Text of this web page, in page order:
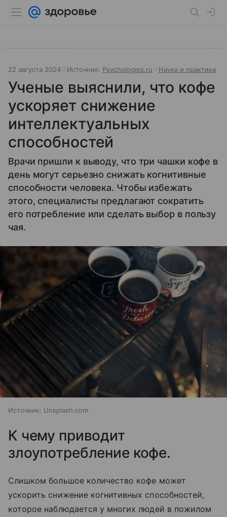
22 августа 2024 Источник: Psychologies.ru Наука и практика
Ученые выяснили, что кофе
ускоряет снижение
интеллектуальных
способностей
Врачи пришли к выводу, что три чашки кофе в
день могут серьезно снижать когнитивные
способности человека. Чтобы избежать
этого, специалисты предлагают сократить
его потребление или сделать выбор в пользу
чая.
Источник: Unsplash.com
К чему приводит
злоупотребление кофе.
Слишком большое количество кофе может
ускорить снижение когнитивных способностей,
которое наблюдается у многих людей в пожилом